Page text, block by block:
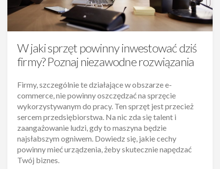
W jaki sprzęt powinny inwestować dziś
firmy? Poznaj niezawodne rozwiązania
Firmy, szczególnie te działające w obszarze e-
commerce, nie powinny oszczędzać na sprzęcie
wykorzystywanym do pracy. Ten sprzęt jest przecież
sercem przedsiębiorstwa. Na nic zda się talent i
zaangażowanie ludzi, gdy to maszyna będzie
najsłabszym ogniwem. Dowiedz się, jakie cechy
powinny mieć urządzenia, żeby skutecznie napędzać
Twój biznes.